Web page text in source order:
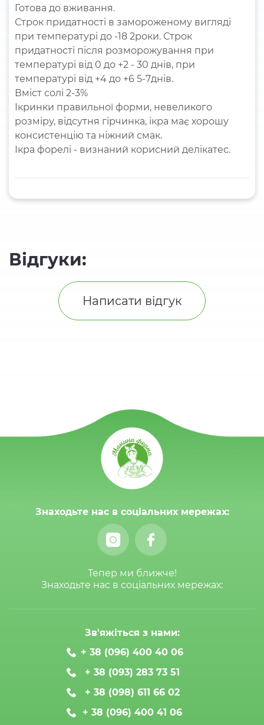
Готова до вживання.
Строк придатності в замороженому вигляді
при температурі до -18 2роки. Строк
придатності після розморожування при
температурі від 0 до +2 - 30 днів, при
температурі від +4 до +6 5-7днів.
Вміст солі 2-3%
Ікринки правильної форми, невеликого
розміру, відсутня гірчинка, ікра має хорошу
консистенцію та ніжний смак.
Ікра форелі - визнаний корисний делікатес.
Відгуки:
Написати відгук
Знаходьте нас в соціальних мережах:
Тепер ми ближче!
Знаходьте нас в соціальних мережах:
Зв'яжіться з нами:
+ 38 (096) 400 40 06
+ 38 (093) 283 73 51
+ 38 (098) 611 66 02
+ 38 (096) 400 41 06